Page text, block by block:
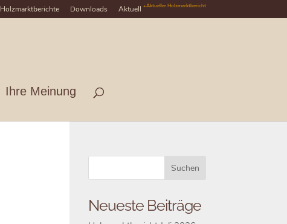
Holzmarktberichte Downloads Aktuell +Aktueller Holzmarktbericht
Ihre Meinung
Neueste Beiträge